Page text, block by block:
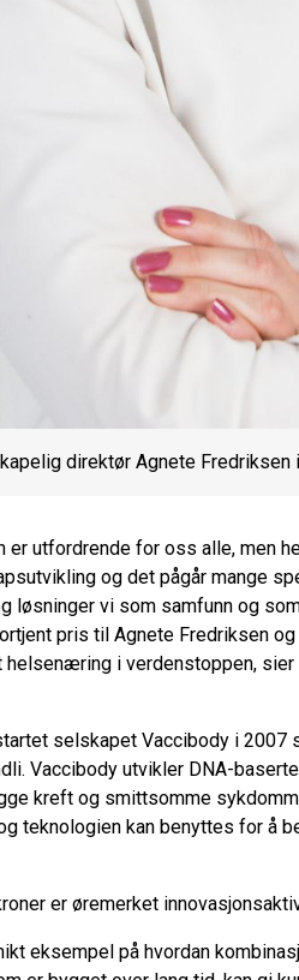
direktør Agnete Fredriksen
er utfordrende for oss alle, men
og det pågår mange
løsninger vi som samfunn og
pris til Agnete Fredriksen
helsenæring i verdenstoppen,
selskapet Vaccibody i 2007
Vaccibody utvikler DNA-
kreft og smittsomme
teknologien kan benyttes for å
er øremerket
eksempel på hvordan